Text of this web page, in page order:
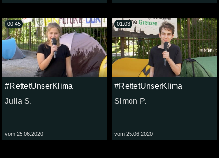
#RettetUnserKlima
Julia S.
vom 25.06.2020
00:45
#RettetUnserKlima
Simon P.
vom 25.06.2020
01:03